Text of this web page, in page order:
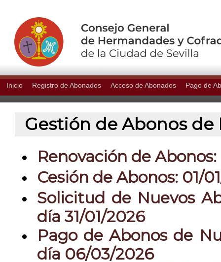
Inicio Registro de Abonados Acceso de Abonados Pago de
Gestión de Abonos de
Renovación de
Cesión de Abonos: 01/
Solicitud de Nuevos
día 31/01/2026
Pago de Abonos de
día 06/03/2026